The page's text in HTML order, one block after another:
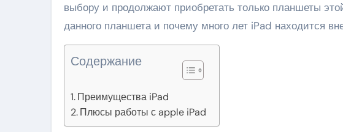
выбору и продолжают приобретать только планшеты
данного планшета и почему много лет iPad находится
Содержание
Преимущества iPad
Плюсы работы с apple iPad